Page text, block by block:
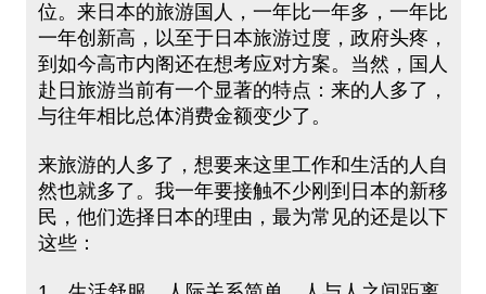
位。来日本的旅游国人，一年比一年多，一年比
一年创新高，以至于日本旅游过度，政府头疼，
到如今高市内阁还在想考应对方案。当然，国人
赴日旅游当前有一个显著的特点：来的人多了，
与往年相比总体消费金额变少了。
来旅游的人多了，想要来这里工作和生活的人自
然也就多了。我一年要接触不少刚到日本的新移
民，他们选择日本的理由，最为常见的还是以下
这些：